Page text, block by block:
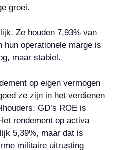
groei.
Ze houden 7,93% van
hun operationele marge is
maar stabiel.
op eigen vermogen
ze zijn in het verdienen
GD’s ROE is
rendement op activa
5,39%, maar dat is
militaire uitrusting